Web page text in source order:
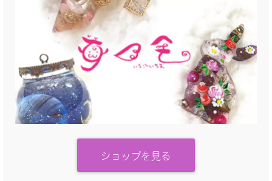
ショップを見る